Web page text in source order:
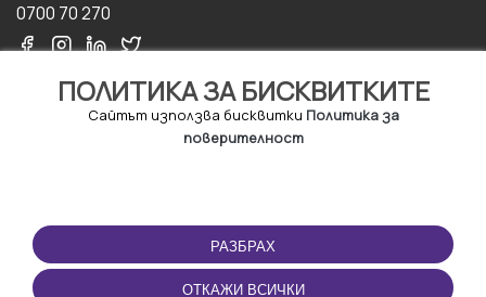
ПОЛИТИКА ЗА БИСКВИТКИТЕ
Сайтът използва бисквитки Политика за
поверителност
РАЗБРАХ
ОТКАЖИ ВСИЧКИ
0700 70 270
ПОЛЗВАНЕ
Правила и условия за
ползване
ПРИЛОЖЕНИЕТО